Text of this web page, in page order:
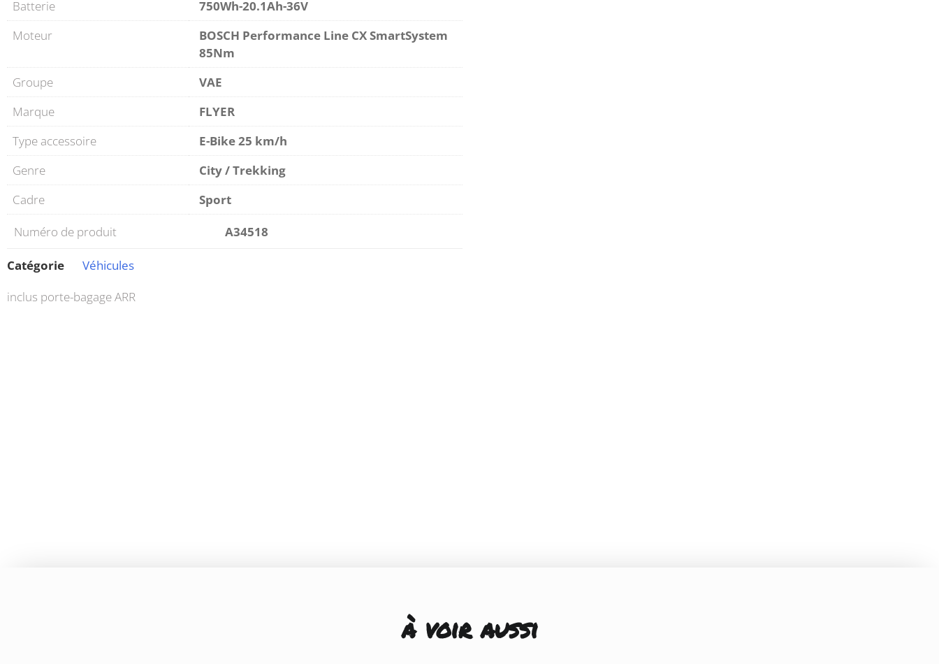
Batterie
750Wh-20.1Ah-36V
Moteur
BOSCH Performance Line CX SmartSystem
85Nm
Groupe
VAE
Marque
FLYER
Type accessoire
E-Bike 25 km/h
Genre
City / Trekking
Cadre
Sport
Numéro de produit A34518
Catégorie
Véhicules
inclus porte-bagage ARR
à voir aussi